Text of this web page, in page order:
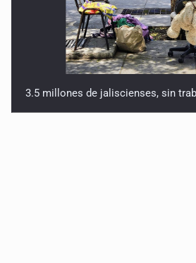
3.5 millones de jaliscienses, sin